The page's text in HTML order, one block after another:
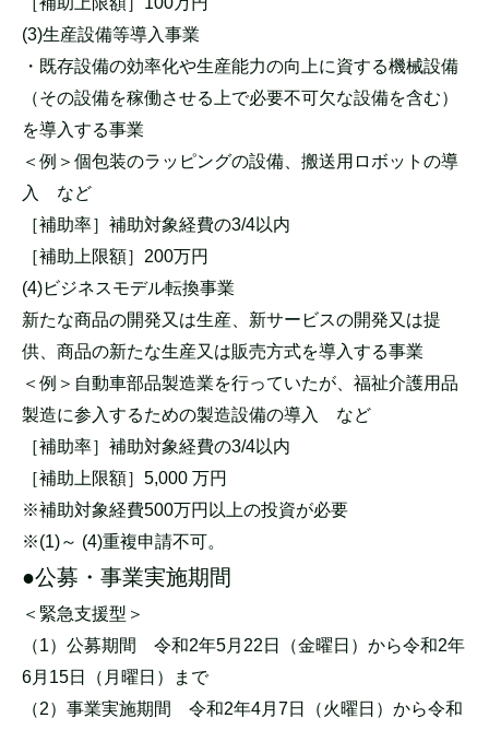
(3)生産設備等導入事業
・既存設備の効率化や生産能力の向上に資する機械設備
（その設備を稼働させる上で必要不可欠な設備を含む）
を導入する事業
＜例＞個包装のラッピングの設備、搬送用ロボットの導
入 など
［補助率］補助対象経費の3/4以内
［補助上限額］200万円
(4)ビジネスモデル転換事業
新たな商品の開発又は生産、新サービスの開発又は提
供、商品の新たな生産又は販売方式を導入する事業
＜例＞自動車部品製造業を行っていたが、福祉介護用品
製造に参入するための製造設備の導入 など
［補助率］補助対象経費の3/4以内
［補助上限額］5,000 万円
※補助対象経費500万円以上の投資が必要
※(1)～ (4)重複申請不可。
●公募・事業実施期間
＜緊急支援型＞
（1）公募期間 令和2年5月22日（金曜日）から令和2年
6月15日（月曜日）まで
（2）事業実施期間 令和2年4月7日（火曜日）から令和